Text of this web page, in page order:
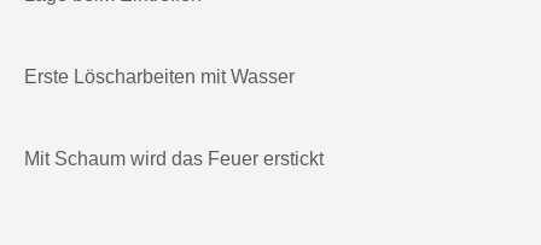
Erste Löscharbeiten mit Wasser
Mit Schaum wird das Feuer erstickt